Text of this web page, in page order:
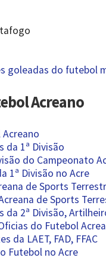
goleadas do futebol
Acreano
da 1ª Divisão
do Campeonato
1ª Divisão no Acre
de Sports
de Sports
da 2ª Divisão,
do Futebol
da LAET, FAD, FFAC
Futebol no Acre